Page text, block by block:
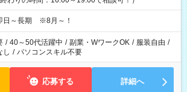
日～長期 ※8月～！
/ 40～50代活躍中 / 副業・WワークOK / 服装自由 /
し / パソコンスキル不要
応募する 詳細へ